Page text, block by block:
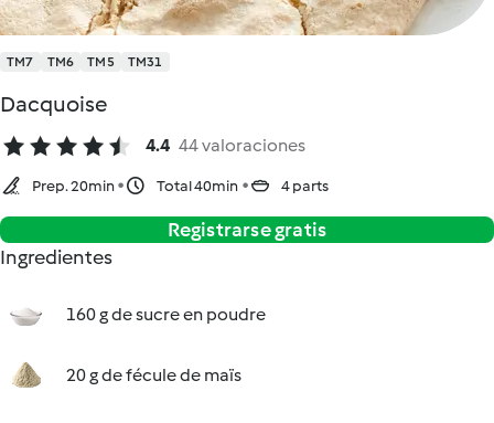
TM7 TM6 TM5 TM31
Dacquoise
4.4 44 valoraciones
Prep. 20min Total 40min 4 parts
Registrarse gratis
Ingredientes
160 g de sucre en poudre
20 g de fécule de maïs